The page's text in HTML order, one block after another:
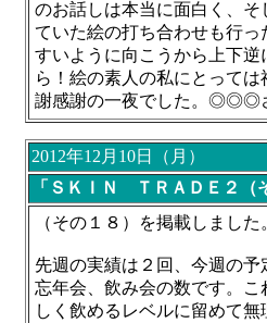
のお話しは本当に面白く、
ていた絵の打ち合わせも行
すいように向こうから上下
ら！絵の素人の私にとって
謝感謝の一夜でした。◎◎◎
2012年12月10日（月）
「ＳＫＩＮ ＴＲＡＤＥ２（
（その１８）を掲載しまし
先週の実績は２回、今週の予
忘年会、飲み会の数です。
しく飲めるレベルに留めて